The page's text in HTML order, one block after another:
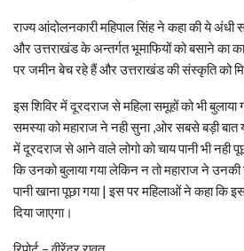
राज्य आंदोलनकारी महिपाल सिंह ने कहा की ये अंधी
और उत्तराखंड के अन्तर्गत भूमाफियों को बसाने का
पर जमीन बेच रहे हैं और उत्तराखंड की संस्कृति को
इस शिविर में दूरदराज से महिला समूहों को भी
समस्या को महाराज ने नही सुना ,ओर सबसे बड़ी बात
में दूरदराज से आने वाले लोगो को चाय पानी भी नही
कि उनको बुलाया गया लेकिन न तो महाराज ने
पानी खाना पूछा गया | इस पर महिलाओं ने कहा कि
दिया जाएगा।